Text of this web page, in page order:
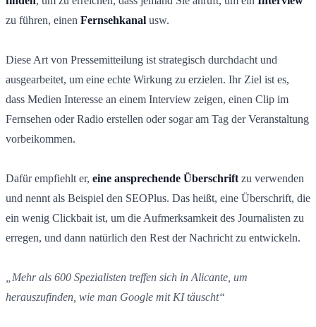
zu führen, einen Fernsehkanal usw.
Diese Art von Pressemitteilung ist strategisch durchdacht und
ausgearbeitet, um eine echte Wirkung zu erzielen. Ihr Ziel ist es,
dass Medien Interesse an einem Interview zeigen, einen Clip im
Fernsehen oder Radio erstellen oder sogar am Tag der Veranstaltung
vorbeikommen.
Dafür empfiehlt er, eine ansprechende Überschrift zu verwenden
und nennt als Beispiel den SEOPlus. Das heißt, eine Überschrift, die
ein wenig Clickbait ist, um die Aufmerksamkeit des Journalisten zu
erregen, und dann natürlich den Rest der Nachricht zu entwickeln.
„Mehr als 600 Spezialisten treffen sich in Alicante, um
herauszufinden, wie man Google mit KI täuscht“